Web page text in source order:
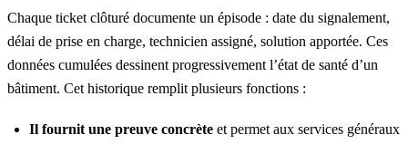
Chaque ticket clôturé documente un épisode : date du signalement,
délai de prise en charge, technicien assigné, solution apportée. Ces
données cumulées dessinent progressivement l’état de santé d’un
bâtiment. Cet historique remplit plusieurs fonctions :
Il fournit une preuve concrète et permet aux services généraux